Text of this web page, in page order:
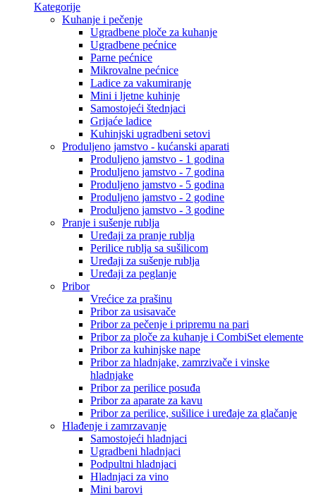
Kategorije
Kuhanje i pečenje
Ugradbene ploče za kuhanje
Ugradbene pećnice
Parne pećnice
Mikrovalne pećnice
Ladice za vakumiranje
Mini i ljetne kuhinje
Samostojeći štednjaci
Grijaće ladice
Kuhinjski ugradbeni setovi
Produljeno jamstvo - kućanski aparati
Produljeno jamstvo - 1 godina
Produljeno jamstvo - 7 godina
Produljeno jamstvo - 5 godina
Produljeno jamstvo - 2 godine
Produljeno jamstvo - 3 godine
Pranje i sušenje rublja
Uređaji za pranje rublja
Perilice rublja sa sušilicom
Uređaji za sušenje rublja
Uređaji za peglanje
Pribor
Vrećice za prašinu
Pribor za usisavače
Pribor za pečenje i pripremu na pari
Pribor za ploče za kuhanje i CombiSet elemente
Pribor za kuhinjske nape
Pribor za hladnjake, zamrzivače i vinske
hladnjake
Pribor za perilice posuđa
Pribor za aparate za kavu
Pribor za perilice, sušilice i uređaje za glačanje
Hlađenje i zamrzavanje
Samostojeći hladnjaci
Ugradbeni hladnjaci
Podpultni hladnjaci
Hladnjaci za vino
Mini barovi